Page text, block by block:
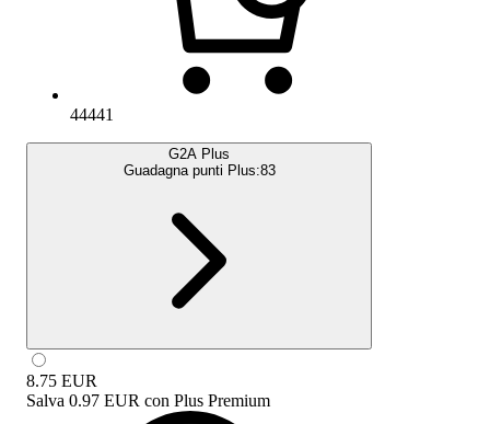
44441
G2A Plus
Guadagna punti Plus:83
8.75 EUR
Salva 0.97 EUR con Plus Premium